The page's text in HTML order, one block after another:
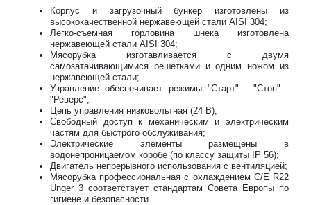
Корпус и загрузочный бункер изготовлены из
высококачественной нержавеющей стали AISI 304;
Легко-съемная горловина шнека изготовлена
нержавеющей стали AISI 304;
Мясорубка изготавливается c двумя
самозатачивающимися решетками и одним ножом из
нержавеющей стали;
Управление обеспечивает режимы "Старт" - "Стоп" -
"Реверс";
Цепь управления низковольтная (24 В);
Свободный доступ к механическим и электрическим
частям для быстрого обслуживания;
Электрические элементы размещены в
водонепроницаемом коробе (по классу защиты IP 56);
Двигатель непрерывного использования с вентиляцией;
Мясорубка профессиональная с охлаждением C/E R22
Unger 3 соответствует стандартам Совета Европы по
гигиене и безопасности.